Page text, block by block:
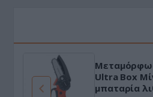
Ultra Box
μπαταρία